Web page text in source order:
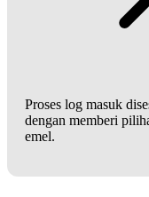
Proses log masuk
dengan memberi
emel.